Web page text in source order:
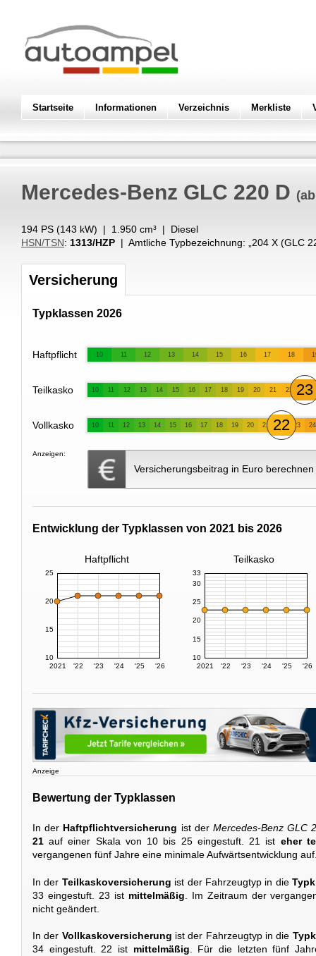
Startseite Informationen Verzeichnis Merkliste
Mercedes-Benz GLC 220 D
194 PS (143 kW) | 1.950 cm³ | Diesel
HSN/TSN: 1313/HZP | Amtliche Typbezeichnung: „ 204 X (GLC
Versicherung
Typklassen 2026
Haftpflicht 10 11 12 13 14 15 16 17 18
Teilkasko 10 11 12 13 14 15 16 17 18 19 20 21 22 23
Vollkasko 10 11 12 13 14 15 16 17 18 19 20 21 22 23 24
Anzeigen:
Versicherungsbeitrag in Euro berechnen
Entwicklung der Typklassen von 2021 bis 2026
Haftpflicht Teilkasko
2021 '22 '23 '24 '25 '26
10
15
20
25
2021 '22 '23 '24 '25 '26
10
15
20
25
30
33
Anzeige
Bewertung der Typklassen
In der Haftpflichtversicherung ist der Mercedes-Benz GLC
21 auf einer Skala von 10 bis 25 eingestuft. 21 ist eher
vergangenen fünf Jahre eine minimale Aufwärtsentwicklung
In der Teilkaskoversicherung ist der Fahrzeugtyp in die
33 eingestuft. 23 ist mittelmäßig . Im Zeitraum der
nicht geändert.
In der Vollkaskoversicherung ist der Fahrzeugtyp in die
34 eingestuft. 22 ist mittelmäßig. Für die letzten fünf